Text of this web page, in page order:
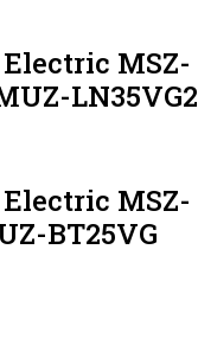
MSZ-
LN35VG2
MSZ-
BT25VG